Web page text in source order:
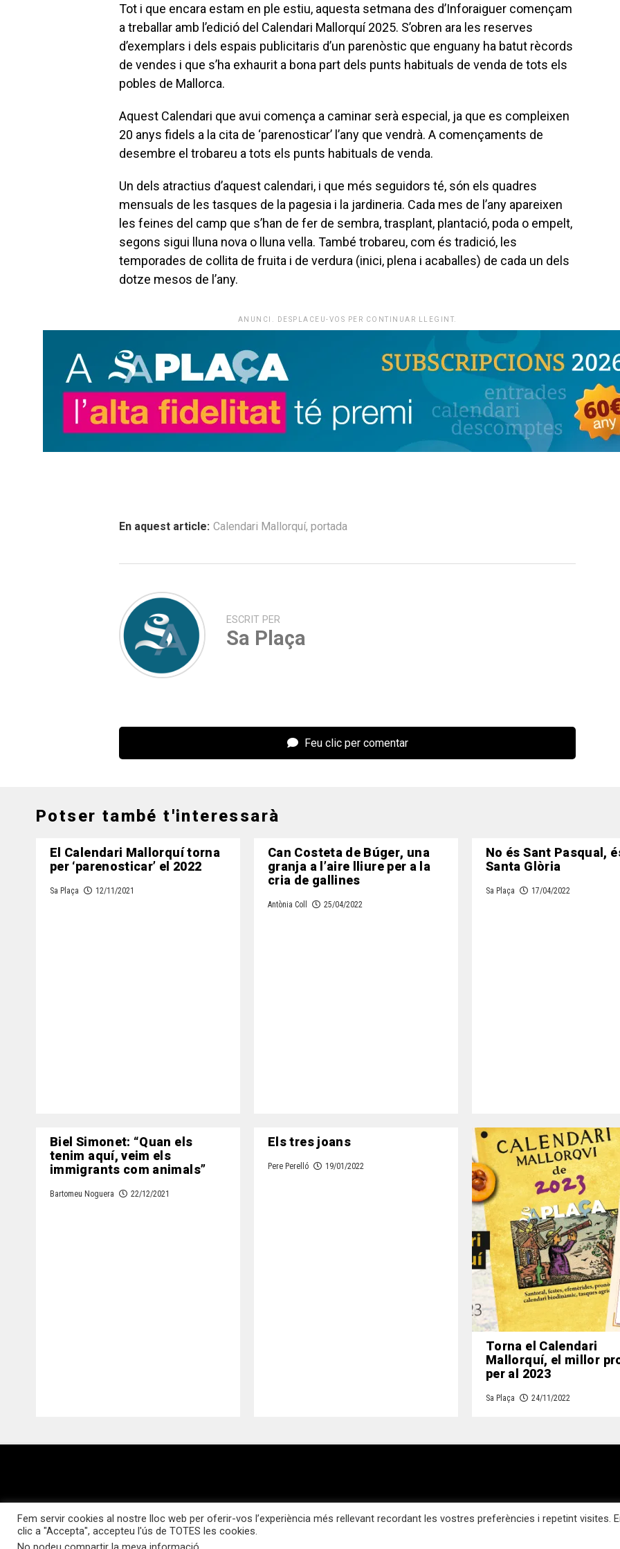
Tot i que encara estam en ple estiu, aquesta setmana des d’Inforaiguer començam
a treballar amb l’edició del Calendari Mallorquí 2025. S’obren ara les reserves
d’exemplars i dels espais publicitaris d’un parenòstic que enguany ha batut rècords
de vendes i que s’ha exhaurit a bona part dels punts habituals de venda de tots els
pobles de Mallorca.
Aquest Calendari que avui comença a caminar serà especial, ja que es compleixen
20 anys fidels a la cita de ‘parenosticar’ l’any que vendrà. A començaments de
desembre el trobareu a tots els punts habituals de venda.
Un dels atractius d’aquest calendari, i que més seguidors té, són els quadres
mensuals de les tasques de la pagesia i la jardineria. Cada mes de l’any apareixen
les feines del camp que s’han de fer de sembra, trasplant, plantació, poda o empelt,
segons sigui lluna nova o lluna vella. També trobareu, com és tradició, les
temporades de collita de fruita i de verdura (inici, plena i acaballes) de cada un dels
dotze mesos de l’any.
ANUNCI. DESPLACEU-VOS PER CONTINUAR LLEGINT.
En aquest article: Calendari Mallorquí, portada
ESCRIT PER
Sa Plaça
Feu clic per comentar
Potser també t'interessarà
El Calendari Mallorquí torna
per ‘parenosticar’ el 2022
Sa Plaça 12/11/2021
Can Costeta de Búger, una
granja a l’aire lliure per a la
cria de gallines
Antònia Coll 25/04/2022
No és Sant Pasqual,
Santa Glòria
Sa Plaça 17/04/2022
Biel Simonet: “Quan els
tenim aquí, veim els
immigrants com animals”
Bartomeu Noguera 22/12/2021
Els tres joans
Pere Perelló 19/01/2022
Torna el Calendari
Mallorquí, el millor
per al 2023
Sa Plaça 24/11/2022
Tots els drets reservats © 2025 Sa Plaça
Fem servir cookies al nostre lloc web per oferir-vos l’experiència més rellevant recordant les vostres preferències i repetint visites.
clic a "Accepta", accepteu l'ús de TOTES les cookies.